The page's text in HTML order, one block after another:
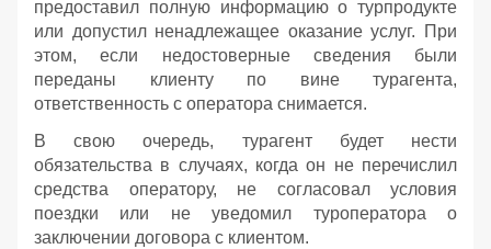
предоставил полную информацию о турпродукте
или допустил ненадлежащее оказание услуг. При
этом, если недостоверные сведения были
переданы клиенту по вине турагента,
ответственность с оператора снимается.
В свою очередь, турагент будет нести
обязательства в случаях, когда он не перечислил
средства оператору, не согласовал условия
поездки или не уведомил туроператора о
заключении договора с клиентом.